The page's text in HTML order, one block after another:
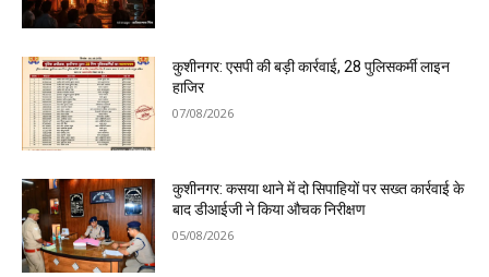
कुशीनगर: एसपी की बड़ी कार्रवाई, 28 पुलिसकर्मी लाइन
हाजिर
07/08/2026
कुशीनगर: कसया थाने में दो सिपाहियों पर सख्त कार्रवाई के
बाद डीआईजी ने किया औचक निरीक्षण
05/08/2026